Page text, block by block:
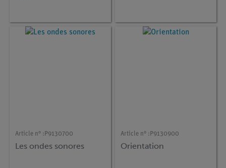
Article n° : P9130700
Les ondes sonores
Article n° : P9130900
Orientation